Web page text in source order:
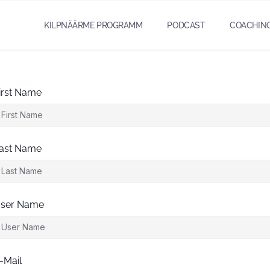
KILPNÄÄRME PROGRAMM PODCAST
Name
Name
Name
Mail